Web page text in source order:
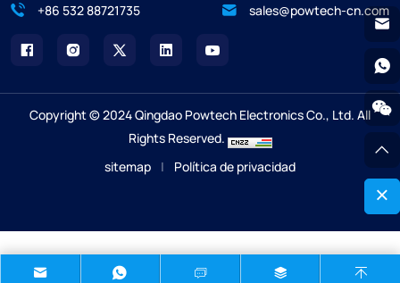
+86 532 88721735
sales@powtech-cn.com
Copyright © 2024 Qingdao Powtech Electronics Co., Ltd. All
Rights Reserved.
sitemap | Política de privacidad